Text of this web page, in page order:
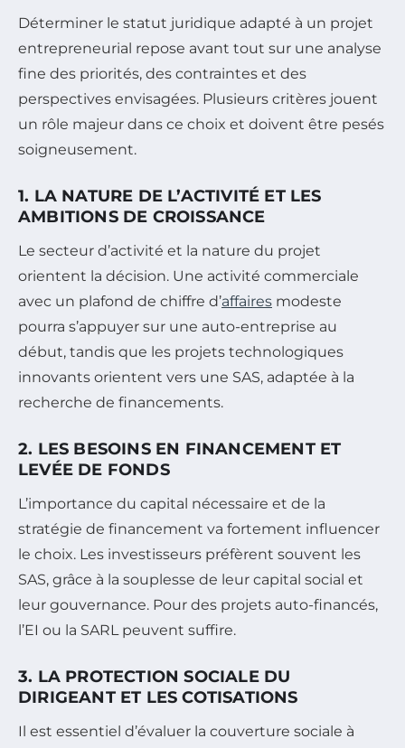
Déterminer le statut juridique adapté à un projet
entrepreneurial repose avant tout sur une analyse
fine des priorités, des contraintes et des
perspectives envisagées. Plusieurs critères jouent
un rôle majeur dans ce choix et doivent être pesés
soigneusement.
1. LA NATURE DE L’ACTIVITÉ ET LES
AMBITIONS DE CROISSANCE
Le secteur d’activité et la nature du projet
orientent la décision. Une activité commerciale
avec un plafond de chiffre d’affaires modeste
pourra s’appuyer sur une auto-entreprise au
début, tandis que les projets technologiques
innovants orientent vers une SAS, adaptée à la
recherche de financements.
2. LES BESOINS EN FINANCEMENT ET
LEVÉE DE FONDS
L’importance du capital nécessaire et de la
stratégie de financement va fortement influencer
le choix. Les investisseurs préfèrent souvent les
SAS, grâce à la souplesse de leur capital social et
leur gouvernance. Pour des projets auto-financés,
l’EI ou la SARL peuvent suffire.
3. LA PROTECTION SOCIALE DU
DIRIGEANT ET LES COTISATIONS
Il est essentiel d’évaluer la couverture sociale à